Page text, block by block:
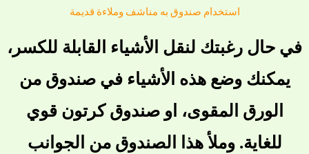
استخدام صندوق به مناشف وملاءة قديمة
في حال رغبتك لنقل الأشياء القابلة للكسر،
يمكنك وضع هذه الأشياء في صندوق من
الورق المقوى، او صندوق كرتون قوي
للغاية. وملأ هذا الصندوق من الجوانب